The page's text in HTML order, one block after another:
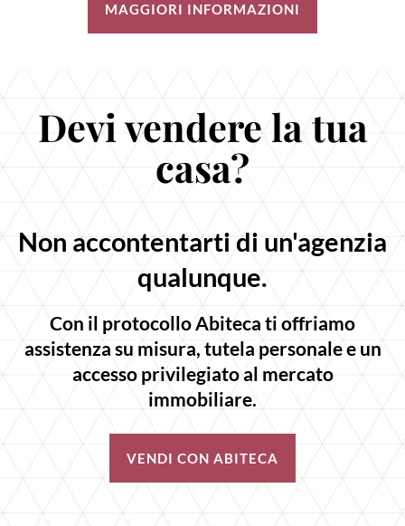
MAGGIORI INFORMAZIONI
Devi vendere la tua
casa?
Non accontentarti di un'agenzia
qualunque.
Con il protocollo Abiteca ti offriamo
assistenza su misura, tutela personale e un
accesso privilegiato al mercato
immobiliare.
VENDI CON ABITECA